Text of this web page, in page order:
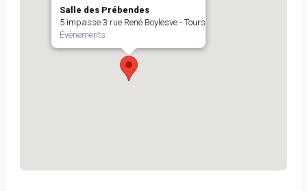
Salle des Prébendes
5 impasse 3 rue René Boylesve - Tours
Évènements